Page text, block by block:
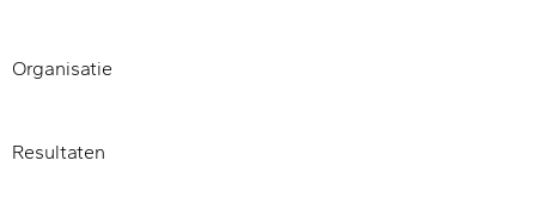
Organisatie
Resultaten